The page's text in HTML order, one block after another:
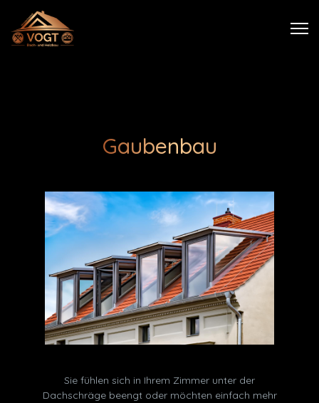
Gaubenbau
Sie fühlen sich in Ihrem Zimmer unter der
Dachschräge beengt oder möchten einfach mehr